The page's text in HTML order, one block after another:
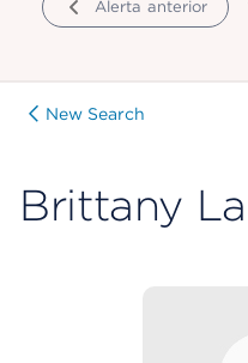
Alerta anterior
New Search
Brittany